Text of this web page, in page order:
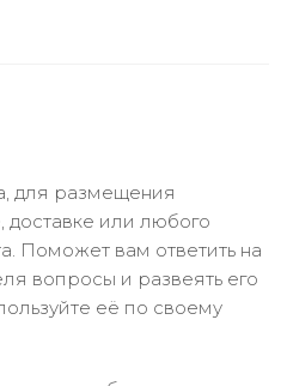
для размещения
или любого
Поможет вам ответить на
вопросы и развеять его
её по своему